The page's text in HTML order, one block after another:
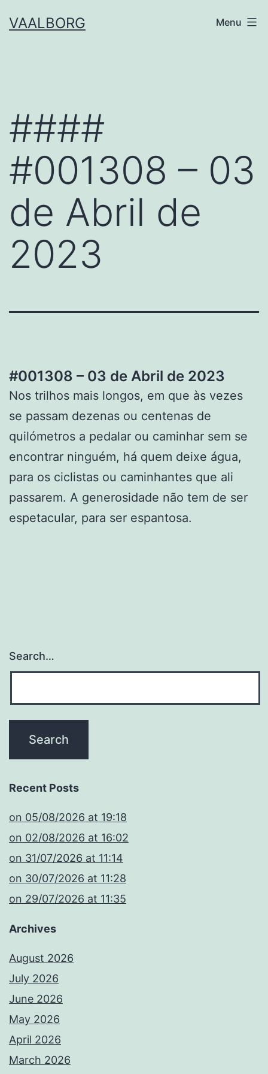
toVAALBORG Menu
####
#001308 – 03
de Abril de
2023
#001308 – 03 de Abril de 2023
Nos trilhos mais longos, em que às vezes
se passam dezenas ou centenas de
quilómetros a pedalar ou caminhar sem se
encontrar ninguém, há quem deixe água,
para os ciclistas ou caminhantes que ali
passarem. A generosidade não tem de ser
espetacular, para ser espantosa.
Search…
Recent Posts
​on 05/08/2026 at 19:18
​on 02/08/2026 at 16:02
​on 31/07/2026 at 11:14
​on 30/07/2026 at 11:28
​on 29/07/2026 at 11:35
Archives
August 2026
July 2026
June 2026
May 2026
April 2026
March 2026